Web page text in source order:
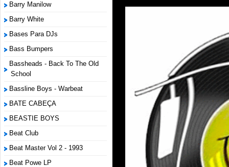
Barry Manilow
Barry White
Bases Para DJs
Bass Bumpers
Bassheads - Back To The Old
School
Bassline Boys - Warbeat
BATE CABEÇA
BEASTIE BOYS
Beat Club
Beat Master Vol 2 - 1993
Beat Powe LP